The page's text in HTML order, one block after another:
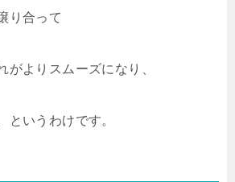
り合って
がよりスムーズになり、
というわけです。